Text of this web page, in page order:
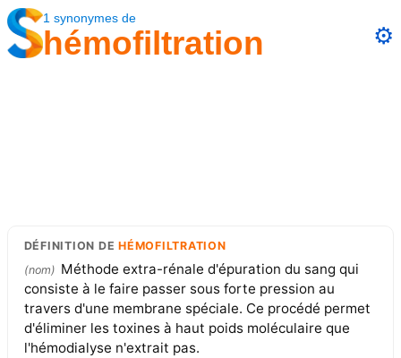
1 synonymes de
hémofiltration ⚙️
DÉFINITION DEHÉMOFILTRATION
(nom) Méthode extra-rénale d'épuration du sang qui
consiste à le faire passer sous forte pression au
travers d'une membrane spéciale. Ce procédé permet
d'éliminer les toxines à haut poids moléculaire que
l'hémodialyse n'extrait pas.